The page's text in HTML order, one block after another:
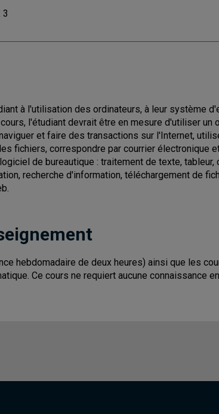
3
à l'utilisation des ordinateurs, à leur système
l'étudiant devrait être en mesure d'utiliser un
et faire des transactions sur l'Internet,
fichiers, correspondre par courrier électronique
de bureautique : traitement de texte,
recherche d'information, téléchargement de
hebdomadaire de deux heures) ainsi que les
Ce cours ne requiert aucune connaissance